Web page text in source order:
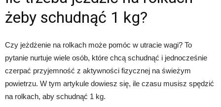
żeby schudnąć 1 kg?
Czy jeżdżenie na rolkach może pomóc w utracie wagi? To
pytanie nurtuje wiele osób, które chcą schudnąć i jednocześnie
czerpać przyjemność z aktywności fizycznej na świeżym
powietrzu. W tym artykule dowiesz się, ile czasu musisz spędzić
na rolkach, aby schudnąć 1 kg.